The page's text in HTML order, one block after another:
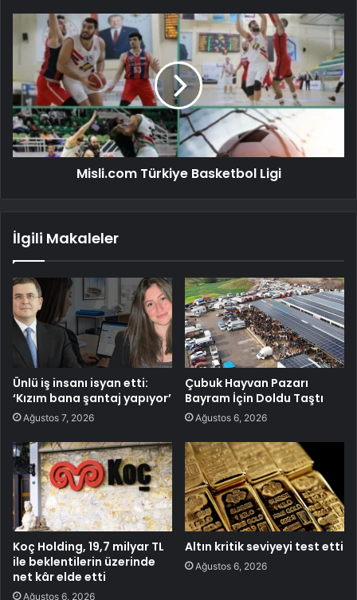
Misli.com Türkiye Basketbol Ligi
İlgili Makaleler
Ünlü iş insanı isyan etti:
‘Kızım bana şantaj yapıyor’
Ağustos 7, 2026
Çubuk Hayvan Pazarı
Bayram İçin Doldu Taştı
Ağustos 6, 2026
Koç Holding, 19,7 milyar TL
ile beklentilerin üzerinde
net kâr elde etti
Ağustos 6, 2026
Altın kritik seviyeyi test etti
Ağustos 6, 2026